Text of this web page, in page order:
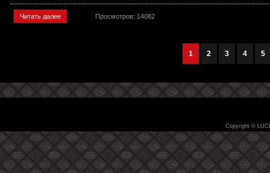
Читать далее Просмотров: 14082
1 2 3 4 5
Copyright ©